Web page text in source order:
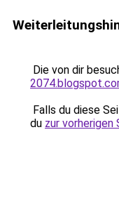
Die von dir
Falls du diese
du zur vorherigen